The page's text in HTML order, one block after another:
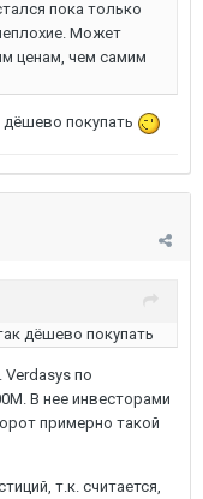
пока только
Может
ценам, чем самим
покупать
дёшево покупать
Verdasys по
В нее инвесторами
примерно такой
т.к. считается,